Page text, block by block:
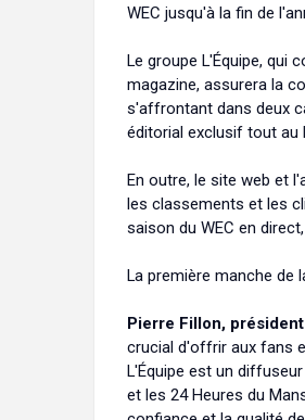
WEC jusqu'à la fin de
Le groupe L'Équipe, qui
magazine, assurera la
s'affrontant dans deux
éditorial exclusif tout au
En outre, le site web et
les classements et les
saison du WEC en
La première manche de
Pierre Fillon,
crucial d'offrir aux fans
L'Équipe est un
et les 24 Heures du